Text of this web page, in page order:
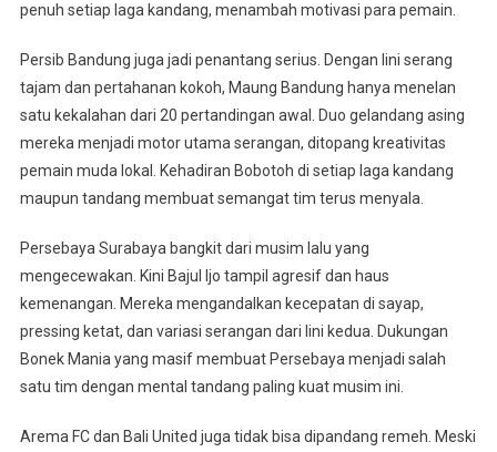
penuh setiap laga kandang, menambah motivasi para pemain.
Persib Bandung juga jadi penantang serius. Dengan lini serang
tajam dan pertahanan kokoh, Maung Bandung hanya menelan
satu kekalahan dari 20 pertandingan awal. Duo gelandang asing
mereka menjadi motor utama serangan, ditopang kreativitas
pemain muda lokal. Kehadiran Bobotoh di setiap laga kandang
maupun tandang membuat semangat tim terus menyala.
Persebaya Surabaya bangkit dari musim lalu yang
mengecewakan. Kini Bajul Ijo tampil agresif dan haus
kemenangan. Mereka mengandalkan kecepatan di sayap,
pressing ketat, dan variasi serangan dari lini kedua. Dukungan
Bonek Mania yang masif membuat Persebaya menjadi salah
satu tim dengan mental tandang paling kuat musim ini.
Arema FC dan Bali United juga tidak bisa dipandang remeh. Meski